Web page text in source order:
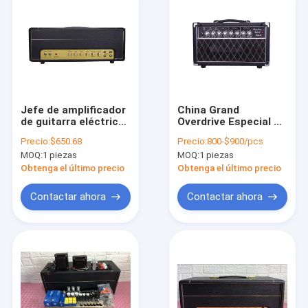
Productos
Sobre nosotros
Jefe de amplificador
de guitarra eléctrica
JTM45N
personalizado 50W
en negro con 12AX7 *
bucle
Precio:$650.68
MOQ:1 piezas
Obtenga el último precio
Contactar ahora
China Grand
Overdrive Especial G-
Amplifier Head JJ
Tubos 2 x EL84
Potencia 3 x 12ax7
bucle
Precio:800-$900/pcs
MOQ:1 piezas
Obtenga el último precio
Contactar ahora